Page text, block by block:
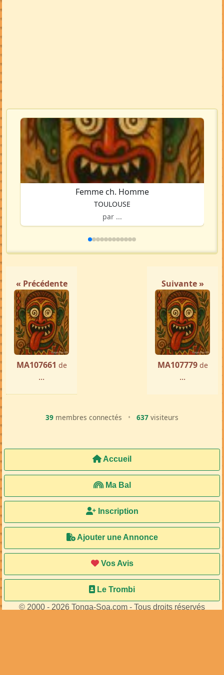
Femme ch. Homme
TOULOUSE
par ...
« Précédente
MA107661 de
...
Suivante »
MA107779 de
...
39 membres connectés • 637 visiteurs
Accueil
Ma Bal
Inscription
Ajouter une Annonce
Vos Avis
Le Trombi
© 2000 - 2026 Tonga-Soa.com - Tous droits réservés